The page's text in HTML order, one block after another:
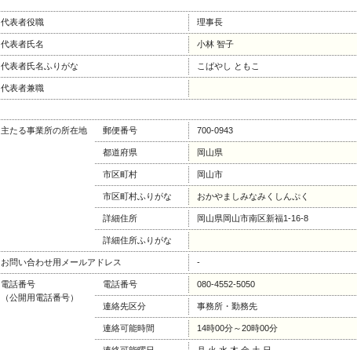
代表者役職 理事長
代表者氏名 小林 智子
代表者氏名ふりがな こばやし ともこ
代表者兼職
主たる事業所の所在地 郵便番号 700-0943
都道府県 岡山県
市区町村 岡山市
市区町村ふりがな おかやましみなみくしんぷく
詳細住所 岡山県岡山市南区新福1-16-8
詳細住所ふりがな
お問い合わせ用メールアドレス -
電話番号
（公開用電話番号）
電話番号 080-4552-5050
連絡先区分 事務所・勤務先
連絡可能時間 14時00分～20時00分